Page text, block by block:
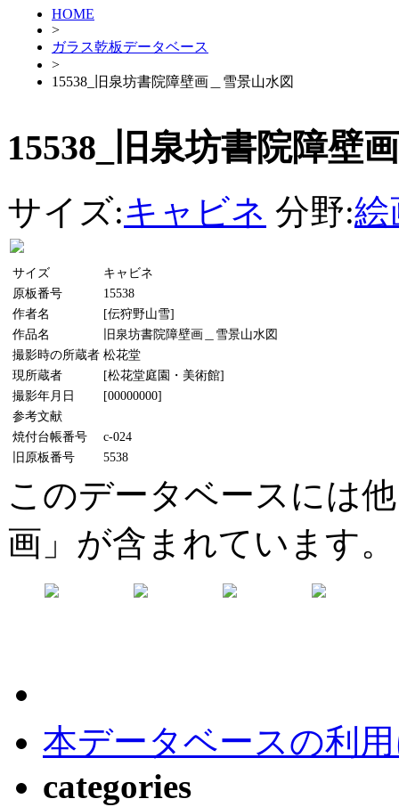
HOME
>
ガラス乾板データベース
>
15538_旧泉坊書院障壁画＿雪景山水図
15538_旧泉坊書院障壁
サイズ:キャビネ 分野:絵
サイズ
キャビネ
原板番号
15538
作者名
[伝狩野山雪]
作品名
旧泉坊書院障壁画＿雪景山水図
撮影時の所蔵者 松花堂
現所蔵者
[松花堂庭園・美術館]
撮影年月日
[00000000]
参考文献
焼付台帳番号
c-024
旧原板番号
5538
このデータベースには
画」が含まれています。
本データベースの利
categories